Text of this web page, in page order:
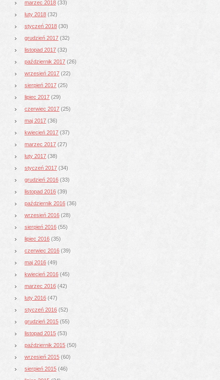
marzec 2018 (33)
luty 2018 (32)
styczeń 2018 (30)
grudzień 2017 (32)
listopad 2017 (32)
październik 2017 (26)
wrzesień 2017 (22)
sierpień 2017 (25)
lipiec 2017 (29)
czerwiec 2017 (25)
maj 2017 (36)
kwiecień 2017 (37)
marzec 2017 (27)
luty 2017 (38)
styczeń 2017 (34)
grudzień 2016 (33)
listopad 2016 (39)
październik 2016 (36)
wrzesień 2016 (28)
sierpień 2016 (55)
lipiec 2016 (35)
czerwiec 2016 (39)
maj 2016 (49)
kwiecień 2016 (45)
marzec 2016 (42)
luty 2016 (47)
styczeń 2016 (52)
grudzień 2015 (55)
listopad 2015 (53)
październik 2015 (50)
wrzesień 2015 (60)
sierpień 2015 (46)